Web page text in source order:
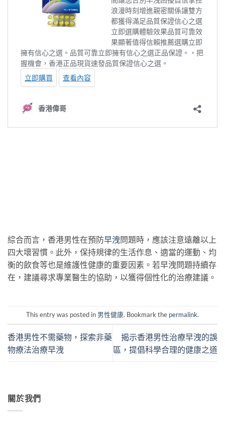
綜合而言，香港男性在預防早洩問題時，應該注意遠離以上
四大壞習慣。此外，保持規律的生活作息、適當的運動、均
衡的飲食等也是維護性健康的重要因素。若早洩問題持續存
在，建議尋求專業醫生的協助，以獲得個性化的治療建議。
This entry was posted in 男性健康. Bookmark the permalink.
香港男性不需藥物，探索非藥
物療法治療早洩
揭示香港男性治療早洩的誤
區，提倡科學合理的健康之道
關於我們